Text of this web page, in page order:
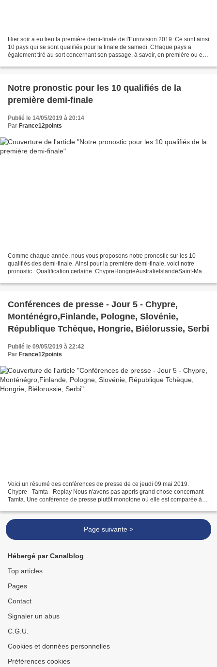
Hier soir a eu lieu la première demi-finale de l'Eurovision 2019. Ce sont ainsi
10 pays qui se sont qualifiés pour la finale de samedi. CHaque pays a
également tiré au sort concernant son passage, à savoir, en première ou en
Notre pronostic pour les 10 qualifiés de la
première demi-finale
Publié le 14/05/2019 à 20:14
Par France12points
Comme chaque année, nous vous proposons notre pronostic sur les 10
qualifiés des demi-finale. Ainsi pour la première demi-finale, voici notre
pronostic : Qualification certaine :ChypreHongrieAustralieIslandeSaint-Marin
Conférences de presse - Jour 5 - Chypre,
Monténégro,Finlande, Pologne, Slovénie,
République Tchèque, Hongrie, Biélorussie, Serbi
Publié le 09/05/2019 à 22:42
Par France12points
Voici un résumé des conférences de presse de ce jeudi 09 mai 2019.
Chypre - Tamta - Replay Nous n'avons pas appris grand chose concernant
Tamta. Une conférence de presse plutôt monotone où elle est comparée à
Page suivante >
Hébergé par Canalblog
Top articles
Pages
Contact
Signaler un abus
C.G.U.
Cookies et données personnelles
Préférences cookies